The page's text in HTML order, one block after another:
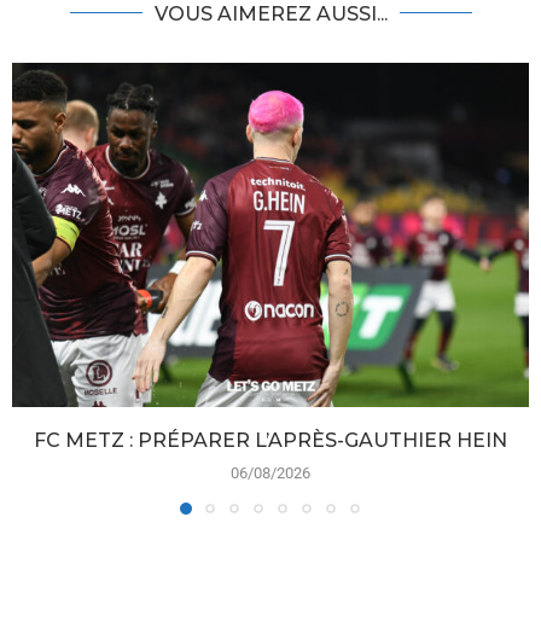
VOUS AIMEREZ AUSSI...
FC METZ : PRÉPARER L’APRÈS-GAUTHIER HEIN
06/08/2026